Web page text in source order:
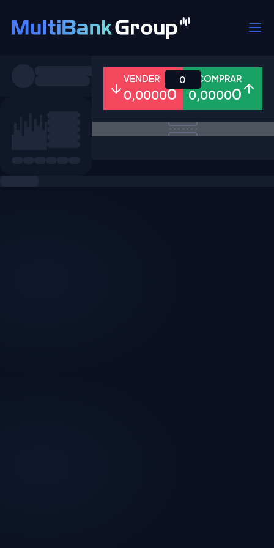
Todos Forex Metais Ações
VENDER
0,00000
COMPRAR
0,00000
0